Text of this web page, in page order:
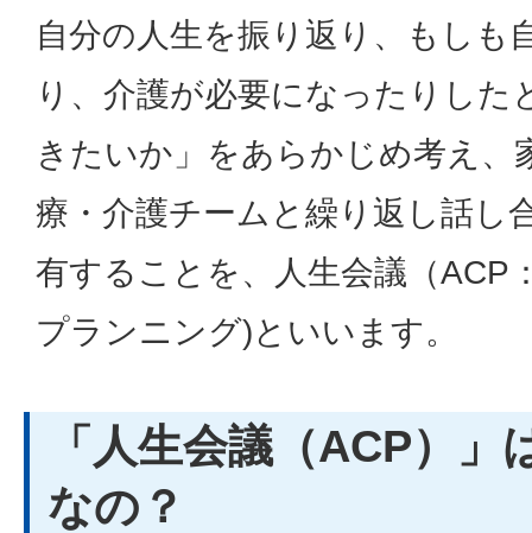
自分の人生を振り返り、もしも
り、介護が必要になったりした
きたいか」をあらかじめ考え、
療・介護チームと繰り返し話し
有することを、人生会議（ACP
プランニング)といいます。
「人生会議（ACP）
なの？